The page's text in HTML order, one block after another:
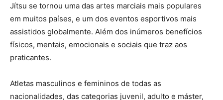
Jítsu se tornou uma das artes marciais mais populares
em muitos países, e um dos eventos esportivos mais
assistidos globalmente. Além dos inúmeros benefícios
físicos, mentais, emocionais e sociais que traz aos
praticantes.
Atletas masculinos e femininos de todas as
nacionalidades, das categorias juvenil, adulto e máster,